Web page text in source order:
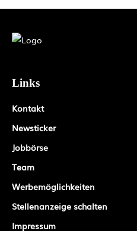
Links
Kontakt
Newsticker
Jobbörse
Team
Werbemöglichkeiten
Stellenanzeige schalten
Impressum